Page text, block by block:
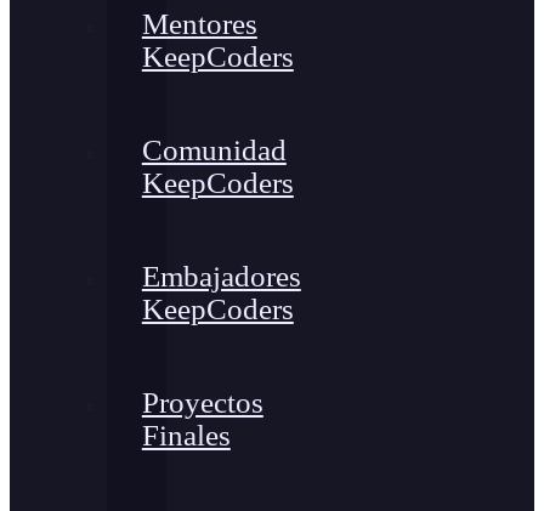
Mentores
KeepCoders
Comunidad
KeepCoders
Embajadores
KeepCoders
Proyectos
Finales